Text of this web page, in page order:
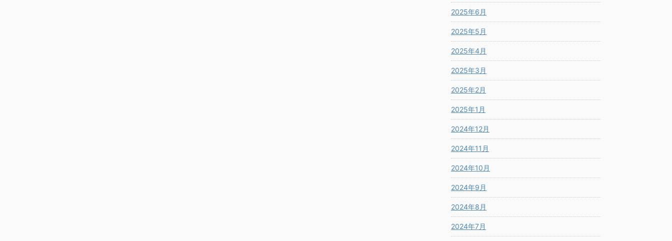
2025年6月
2025年5月
2025年4月
2025年3月
2025年2月
2025年1月
2024年12月
2024年11月
2024年10月
2024年9月
2024年8月
2024年7月